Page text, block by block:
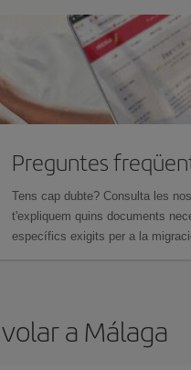
Preguntes
Tens cap dubte? Consulta les
t'expliquem quins documents
específics exigits per a la
a Málaga